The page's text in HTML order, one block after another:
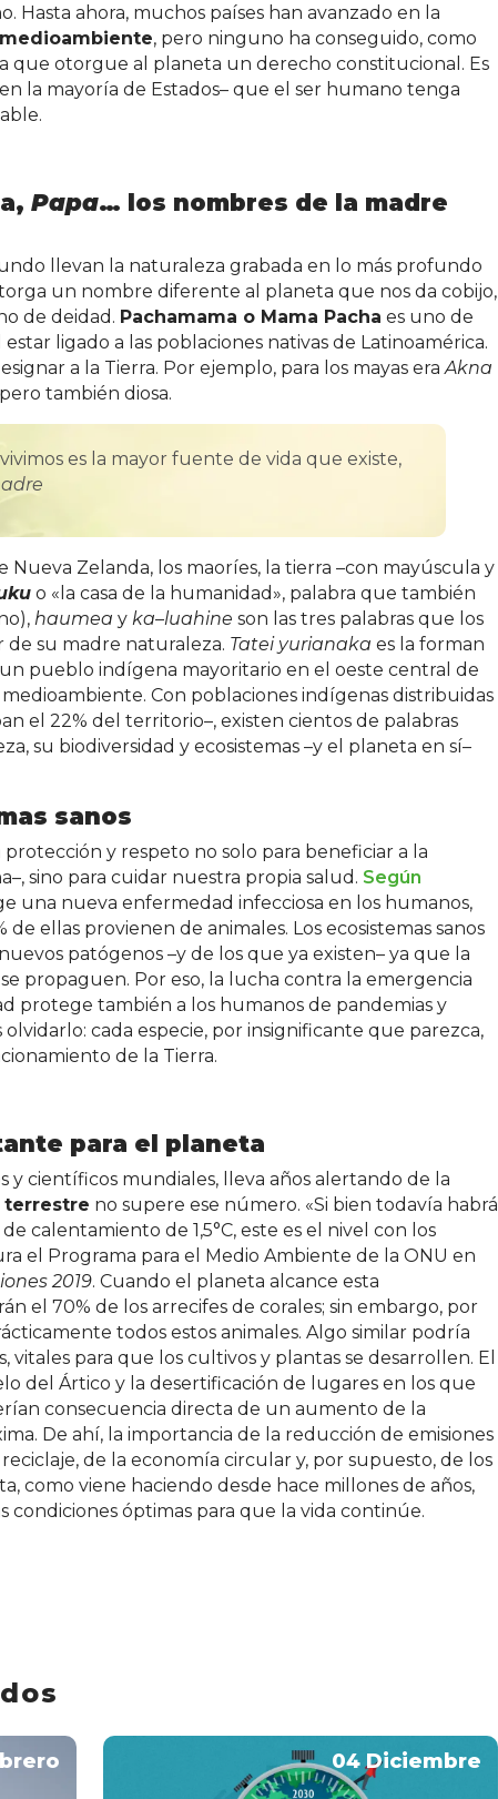
Hasta ahora, muchos países han avanzado en la
, pero ninguno ha conseguido, como
que otorgue al planeta un derecho constitucional. Es
la mayoría de Estados– que el ser humano tenga
Papa… los nombres de la madre
llevan la naturaleza grabada en lo más profundo
un nombre diferente al planeta que nos da cobijo,
de deidad. Pachamama o Mama Pacha es uno de
ligado a las poblaciones nativas de Latinoamérica.
a la Tierra. Por ejemplo, para los mayas eraAkna
también diosa.
es la mayor fuente de vida que existe,
Zelanda, los maoríes, la tierra –con mayúscula y
o «la casa de la humanidad», palabra que también
haumea y ka–luahine son las tres palabras que los
de su madre naturaleza. Tatei yurianaka es la forman
un pueblo indígena mayoritario en el oeste central de
Con poblaciones indígenas distribuidas
el 22% del territorio–, existen cientos de palabras
su biodiversidad y ecosistemas –y el planeta en sí–
sanos
y respeto no solo para beneficiar a la
sino para cuidar nuestra propia salud. Según
una nueva enfermedad infecciosa en los humanos,
de ellas provienen de animales. Los ecosistemas sanos
patógenos –y de los que ya existen– ya que la
propaguen. Por eso, la lucha contra la emergencia
protege también a los humanos de pandemias y
cada especie, por insignificante que parezca,
de la Tierra.
para el planeta
y científicos mundiales, lleva años alertando de la
terrestre no supere ese número. «Si bien todavía habrá
calentamiento de 1,5°C, este es el nivel con los
el Programa para el Medio Ambiente de la ONU en
2019. Cuando el planeta alcance esta
el 70% de los arrecifes de corales; sin embargo, por
todos estos animales. Algo similar podría
vitales para que los cultivos y plantas se desarrollen. El
del Ártico y la desertificación de lugares en los que
consecuencia directa de un aumento de la
De ahí, la importancia de la reducción de emisiones
de la economía circular y, por supuesto, de los
como viene haciendo desde hace millones de años,
condiciones óptimas para que la vida continúe.
04 Diciembre